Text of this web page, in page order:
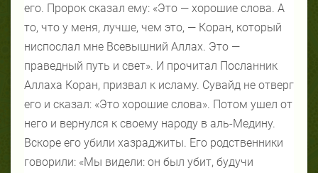
его. Пророк сказал ему: «Это — хорошие слова. А
то, что у меня, лучше, чем это, — Коран, который
ниспослал мне Всевышний Аллах. Это —
праведный путь и свет». И прочитал Посланник
Аллаха Коран, призвал к исламу. Сувайд не отверг
его и сказал: «Это хорошие слова». Потом ушел от
него и вернулся к своему народу в аль-Медину.
Вскоре его убили хазраджиты. Его родственники
говорили: «Мы видели: он был убит, будучи